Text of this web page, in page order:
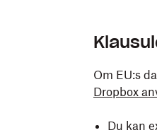
Om EU:s
Dropbox
Du kan